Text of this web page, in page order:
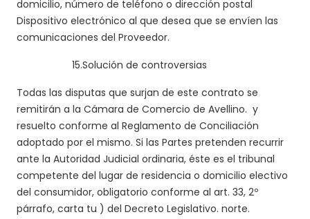
domicilio, número de teléfono o dirección postal
Dispositivo electrónico al que desea que se envíen las
comunicaciones del Proveedor.
15.Solución de controversias
Todas las disputas que surjan de este contrato se
remitirán a la Cámara de Comercio de Avellino. y
resuelto conforme al Reglamento de Conciliación
adoptado por el mismo. Si las Partes pretenden recurrir
ante la Autoridad Judicial ordinaria, éste es el tribunal
competente del lugar de residencia o domicilio electivo
del consumidor, obligatorio conforme al art. 33, 2º
párrafo, carta tu ) del Decreto Legislativo. norte.